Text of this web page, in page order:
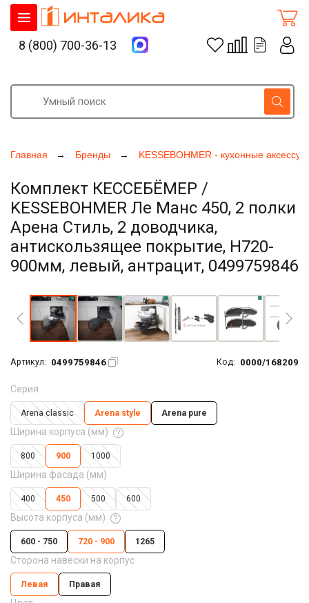
Главная Бренды KESSEBOHMER - кухонные
Комплект КЕССЕБЁМЕР /
KESSEBOHMER Ле Манс 450, 2 полки
Арена Стиль, 2 доводчика,
антискользящее покрытие, H720-
900мм, левый, антрацит, 0499759846
Артикул: 0499759846 Код: 0000/168209
Серия
Arena classic Arena style Arena pure
Ширина корпуса (мм)
800 900 1000
Ширина фасада (мм)
400 450 500 600
Высота корпуса (мм)
600 - 750 720 - 900 1265
Сторона навески на корпус
Левая Правая
8 (800) 700-36-13